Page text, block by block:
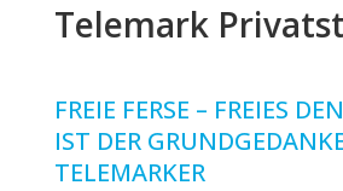
Telemark
FREIE FERSE – FREIES
IST DER
TELEMARKER